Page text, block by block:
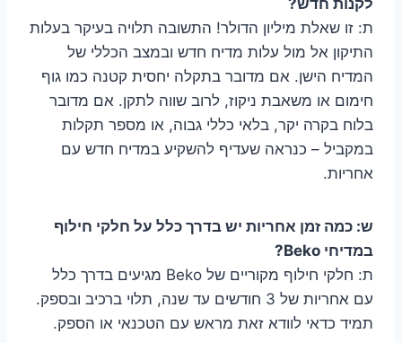
ת: זו שאלת מיליון הדולר! התשובה תלויה בעיקר בעלות
התיקון אל מול עלות מדיח חדש ובמצב הכללי של
המדיח הישן. אם מדובר בתקלה יחסית קטנה כמו גוף
חימום או משאבת ניקוז, לרוב שווה לתקן. אם מדובר
בלוח בקרה יקר, בלאי כללי גבוה, או מספר תקלות
במקביל – כנראה שעדיף להשקיע במדיח חדש עם
אחריות.
ש: כמה זמן אחריות יש בדרך כלל על חלקי חילוף
במדיחי Beko?
ת: חלקי חילוף מקוריים של Beko מגיעים בדרך כלל
עם אחריות של 3 חודשים עד שנה, תלוי ברכיב ובספק.
תמיד כדאי לוודא זאת מראש עם הטכנאי או הספק.